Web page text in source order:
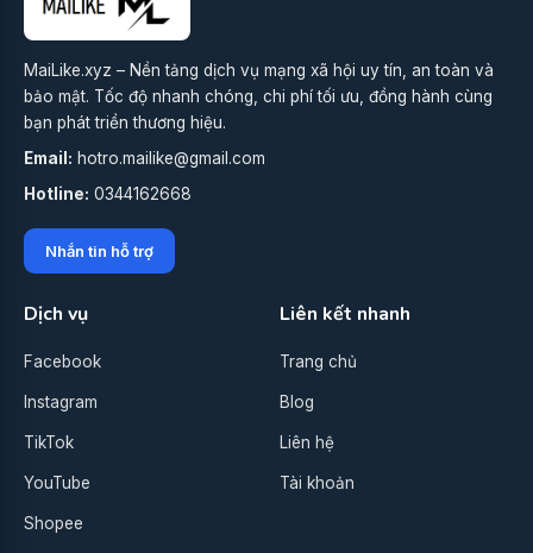
MaiLike.xyz – Nền tảng dịch vụ mạng xã hội uy tín, an toàn và
bảo mật. Tốc độ nhanh chóng, chi phí tối ưu, đồng hành cùng
bạn phát triển thương hiệu.
Email: hotro.mailike@gmail.com
Hotline: 0344162668
Nhắn tin hỗ trợ
Dịch vụ
Facebook
Instagram
TikTok
YouTube
Shopee
Liên kết nhanh
Trang chủ
Blog
Liên hệ
Tài khoản